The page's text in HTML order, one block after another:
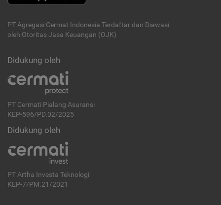
PT Agregasi Cermat Indonesia Terdaftar dan Diawasi
oleh Otoritas Jasa Keuangan (OJK)
Didukung oleh
PT Cermati Pialang Asuransi
KEP-596/PD.02/2025
Didukung oleh
PT Artha Investa Teknologi
KEP-7/PM.21/2021